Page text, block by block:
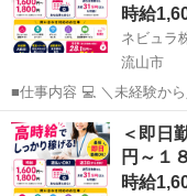
時給
ネビュラ
流山市
■仕事内容 💻 ＼未経験か
高時給1,600円～1,800円
で即日勤務も可能！／ ファッション通販サイトやオフィス家具、ポケ
ット...
千葉 流山市 事務
＜即日
円～１
時給